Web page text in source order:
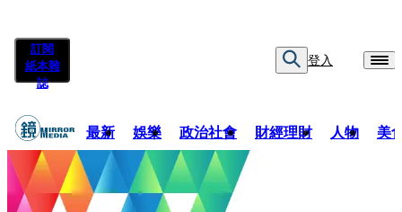
訂閱
紙本雜
誌
登入
最新 娛樂 政治社會 財經理財 人物 美